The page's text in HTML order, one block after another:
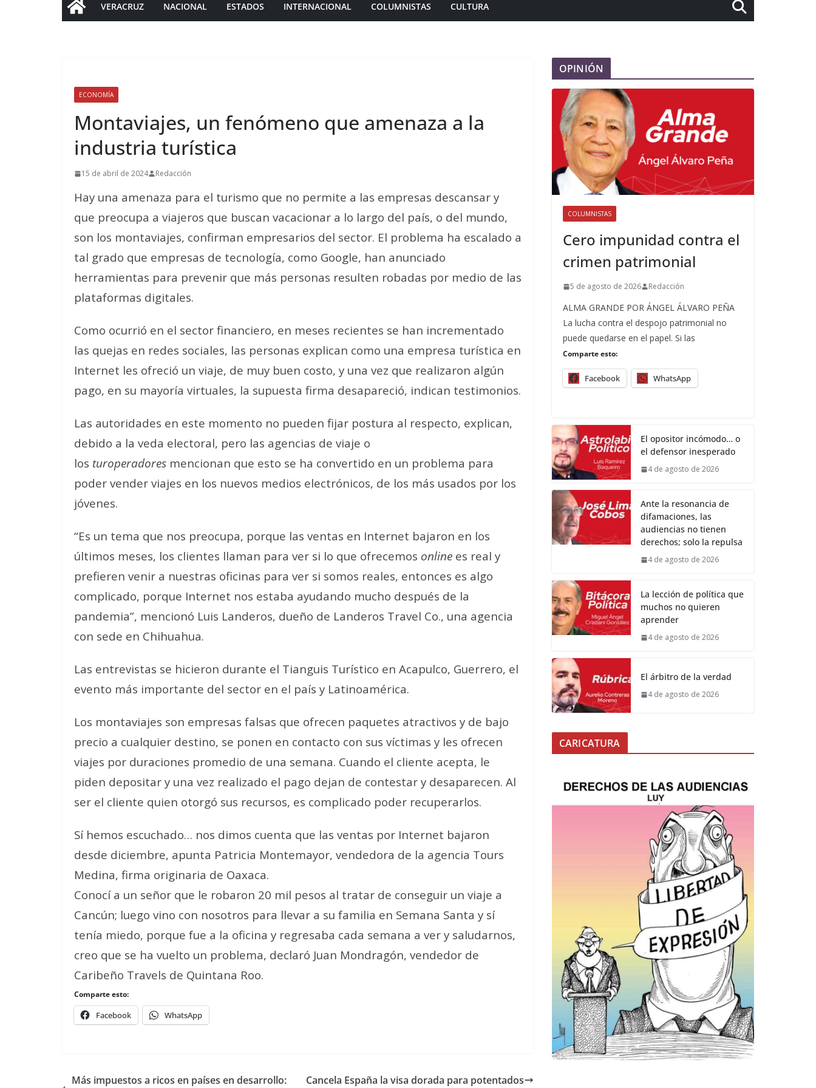
VERACRUZ NACIONAL ESTADOS INTERNACIONAL COLUMNISTAS CULTURA
ECONOMÍA
Montaviajes, un fenómeno que amenaza a la
industria turística
15 de abril de 2024 Redacción
Hay una amenaza para el turismo que no permite a las empresas descansar y
que preocupa a viajeros que buscan vacacionar a lo largo del país, o del mundo,
son los montaviajes, confirman empresarios del sector. El problema ha escalado a
tal grado que empresas de tecnología, como Google, han anunciado
herramientas para prevenir que más personas resulten robadas por medio de las
plataformas digitales.
Como ocurrió en el sector financiero, en meses recientes se han incrementado
las quejas en redes sociales, las personas explican como una empresa turística en
Internet les ofreció un viaje, de muy buen costo, y una vez que realizaron algún
pago, en su mayoría virtuales, la supuesta firma desapareció, indican testimonios.
Las autoridades en este momento no pueden fijar postura al respecto, explican,
debido a la veda electoral, pero las agencias de viaje o
los turoperadores mencionan que esto se ha convertido en un problema para
poder vender viajes en los nuevos medios electrónicos, de los más usados por los
jóvenes.
“Es un tema que nos preocupa, porque las ventas en Internet bajaron en los
últimos meses, los clientes llaman para ver si lo que ofrecemos online es real y
prefieren venir a nuestras oficinas para ver si somos reales, entonces es algo
complicado, porque Internet nos estaba ayudando mucho después de la
pandemia”, mencionó Luis Landeros, dueño de Landeros Travel Co., una agencia
con sede en Chihuahua.
Las entrevistas se hicieron durante el Tianguis Turístico en Acapulco, Guerrero, el
evento más importante del sector en el país y Latinoamérica.
Los montaviajes son empresas falsas que ofrecen paquetes atractivos y de bajo
precio a cualquier destino, se ponen en contacto con sus víctimas y les ofrecen
viajes por duraciones promedio de una semana. Cuando el cliente acepta, le
piden depositar y una vez realizado el pago dejan de contestar y desaparecen. Al
ser el cliente quien otorgó sus recursos, es complicado poder recuperarlos.
Sí hemos escuchado… nos dimos cuenta que las ventas por Internet bajaron
desde diciembre, apunta Patricia Montemayor, vendedora de la agencia Tours
Medina, firma originaria de Oaxaca.
Conocí a un señor que le robaron 20 mil pesos al tratar de conseguir un viaje a
Cancún; luego vino con nosotros para llevar a su familia en Semana Santa y sí
tenía miedo, porque fue a la oficina y regresaba cada semana a ver y saludarnos,
creo que se ha vuelto un problema, declaró Juan Mondragón, vendedor de
Caribeño Travels de Quintana Roo.
Comparte esto:
Facebook WhatsApp
Más impuestos a ricos en países en desarrollo: Cancela España la visa dorada para potentados
OPINIÓN
COLUMNISTAS
Cero impunidad contra el
crimen patrimonial
5 de agosto de 2026 Redacción
ALMA GRANDE POR ÁNGEL ÁLVARO PEÑA
La lucha contra el despojo patrimonial no
puede quedarse en el papel. Si las
Comparte esto:
Facebook WhatsApp
El opositor incómodo… o
el defensor inesperado
4 de agosto de 2026
Ante la resonancia de
difamaciones, las
audiencias no tienen
derechos; solo la repulsa
4 de agosto de 2026
La lección de política que
muchos no quieren
aprender
4 de agosto de 2026
El árbitro de la verdad
4 de agosto de 2026
CARICATURA